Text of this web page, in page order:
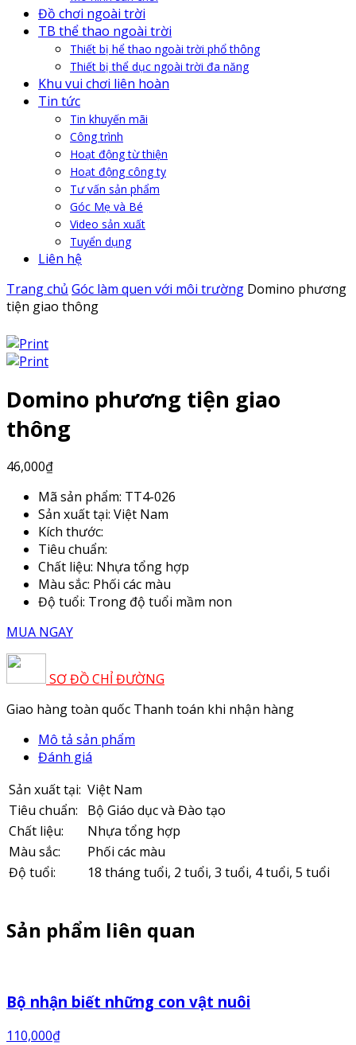
Đồ chơi ngoài trời
TB thể thao ngoài trời
Thiết bị hể thao ngoài trời phổ thông
Thiết bị thể dục ngoài trời đa năng
Khu vui chơi liên hoàn
Tin tức
Tin khuyến mãi
Công trình
Hoạt động từ thiện
Hoạt động công ty
Tư vấn sản phẩm
Góc Mẹ và Bé
Video sản xuất
Tuyển dụng
Liên hệ
Trang chủ Góc làm quen với môi trường Domino phương
tiện giao thông
Domino phương tiện giao
thông
46,000₫
Mã sản phẩm: TT4-026
Sản xuất tại: Việt Nam
Kích thước:
Tiêu chuẩn:
Chất liệu: Nhựa tổng hợp
Màu sắc: Phối các màu
Độ tuổi: Trong độ tuổi mầm non
MUA NGAY
SƠ ĐỒ CHỈ ĐƯỜNG
Giao hàng toàn quốc Thanh toán khi nhận hàng
Mô tả sản phẩm
Đánh giá
Sản xuất tại: Việt Nam
Tiêu chuẩn:
Bộ Giáo dục và Đào tạo
Chất liệu:
Nhựa tổng hợp
Màu sắc:
Phối các màu
Độ tuổi:
18 tháng tuổi, 2 tuổi, 3 tuổi, 4 tuổi, 5 tuổi
Sản phẩm liên quan
Bộ nhận biết những con vật nuôi
110,000₫